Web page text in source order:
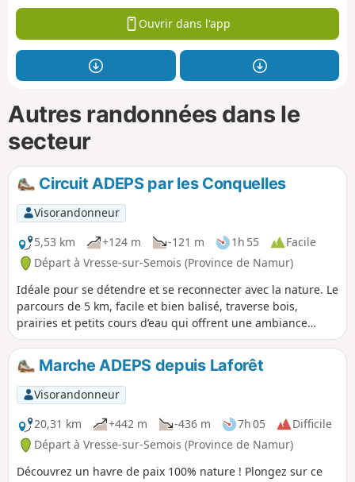
Ouvrir dans l'app
Autres randonnées dans le
secteur
Circuit ADEPS par les Conquelles
Visorandonneur
5,53 km
+124 m -121 m 1h 55
Facile
Départ à Vresse-sur-Semois (Province de Namur)
Idéale pour se détendre et se reconnecter avec la nature. Le
parcours de 5 km, facile et bien balisé, traverse bois,
prairies et petits cours d’eau qui offrent une ambiance
paisible et rafraîchissante. Convient aux familles, seniors et
débutants. Encadrement assuré, pauses photo et
découverte du milieu naturel. Le départ se fait depuis
l'école de Laforêt
Marche ADEPS depuis Laforêt
Visorandonneur
20,31 km
+442 m -436 m 7h 05
Difficile
Départ à Vresse-sur-Semois (Province de Namur)
Découvrez un havre de paix 100% nature ! Plongez sur ce